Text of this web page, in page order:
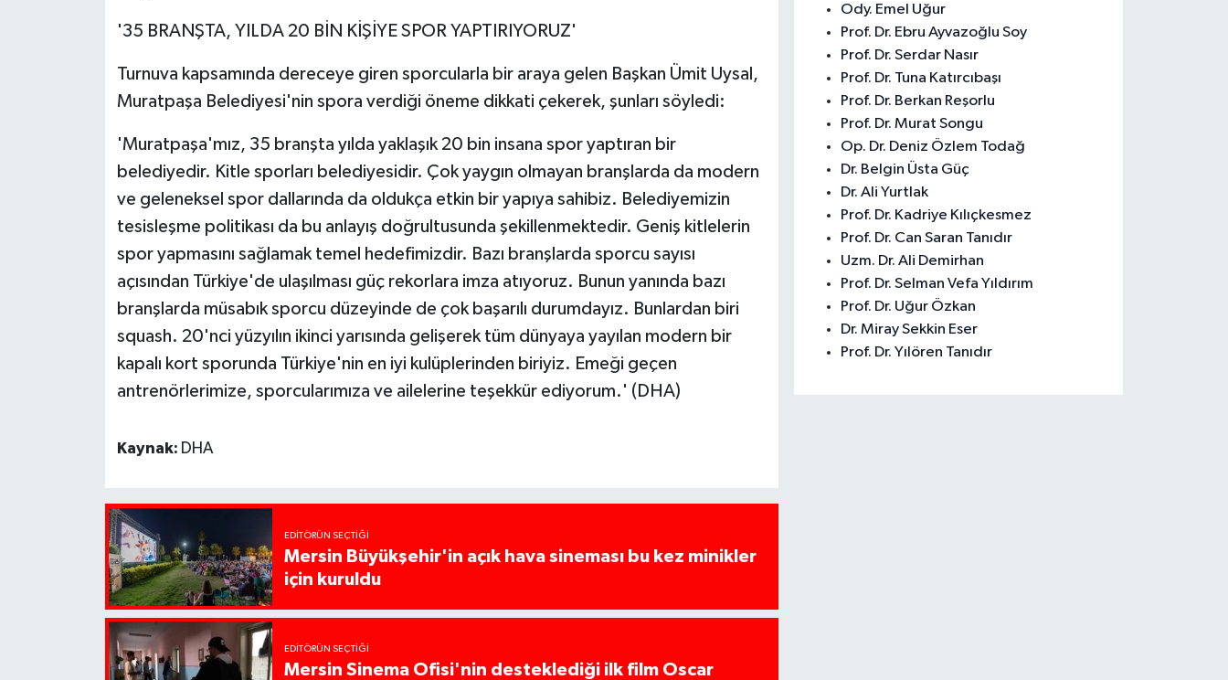
'35 BRANŞTA, YILDA 20 BİN KİŞİYE SPOR YAPTIRIYORUZ'
Turnuva kapsamında dereceye giren sporcularla bir araya gelen Başkan Ümit Uysal,
Muratpaşa Belediyesi'nin spora verdiği öneme dikkati çekerek, şunları söyledi:
'Muratpaşa'mız, 35 branşta yılda yaklaşık 20 bin insana spor yaptıran bir
belediyedir. Kitle sporları belediyesidir. Çok yaygın olmayan branşlarda da modern
ve geleneksel spor dallarında da oldukça etkin bir yapıya sahibiz. Belediyemizin
tesisleşme politikası da bu anlayış doğrultusunda şekillenmektedir. Geniş kitlelerin
spor yapmasını sağlamak temel hedefimizdir. Bazı branşlarda sporcu sayısı
açısından Türkiye'de ulaşılması güç rekorlara imza atıyoruz. Bunun yanında bazı
branşlarda müsabık sporcu düzeyinde de çok başarılı durumdayız. Bunlardan biri
squash. 20'nci yüzyılın ikinci yarısında gelişerek tüm dünyaya yayılan modern bir
kapalı kort sporunda Türkiye'nin en iyi kulüplerinden biriyiz. Emeği geçen
antrenörlerimize, sporcularımıza ve ailelerine teşekkür ediyorum.' (DHA)
Kaynak: DHA
EDITÖRÜN SEÇTIĞI
Mersin Büyükşehir'in açık hava sineması bu kez minikler
için kuruldu
EDITÖRÜN SEÇTIĞI
Mersin Sinema Ofisi'nin desteklediği ilk film Oscar
Ody. Emel Uğur
Prof. Dr. Ebru Ayvazoğlu Soy
Prof. Dr. Serdar Nasır
Prof. Dr. Tuna Katırcıbaşı
Prof. Dr. Berkan Reşorlu
Prof. Dr. Murat Songu
Op. Dr. Deniz Özlem Todağ
Dr. Belgin Üsta Güç
Dr. Ali Yurtlak
Prof. Dr. Kadriye Kılıçkesmez
Prof. Dr. Can Saran Tanıdır
Uzm. Dr. Ali Demirhan
Prof. Dr. Selman Vefa Yıldırım
Prof. Dr. Uğur Özkan
Dr. Miray Sekkin Eser
Prof. Dr. Yılören Tanıdır